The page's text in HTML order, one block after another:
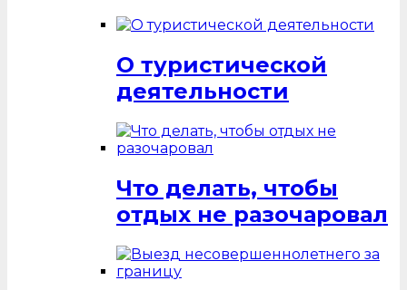
О туристической
деятельности
Что делать, чтобы
отдых не разочаровал